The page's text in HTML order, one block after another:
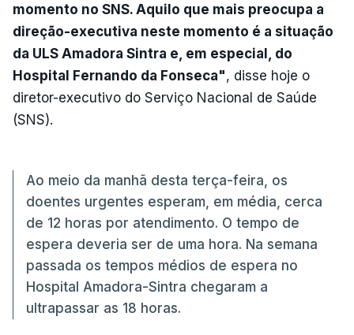
momento no SNS. Aquilo que mais preocupa a
direção-executiva neste momento é a situação
da ULS Amadora Sintra e, em especial, do
Hospital Fernando da Fonseca", disse hoje o
diretor-executivo do Serviço Nacional de Saúde
(SNS).
Ao meio da manhã desta terça-feira, os
doentes urgentes esperam, em média, cerca
de 12 horas por atendimento. O tempo de
espera deveria ser de uma hora. Na semana
passada os tempos médios de espera no
Hospital Amadora-Sintra chegaram a
ultrapassar as 18 horas.